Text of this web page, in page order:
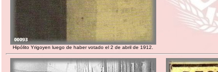
Hipólito Yrigoyen luego de haber votado el 2 de abril de 1912.